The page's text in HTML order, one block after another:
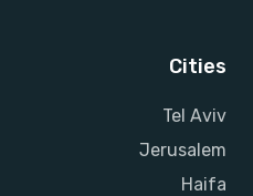
Cities
Tel Aviv
Jerusalem
Haifa